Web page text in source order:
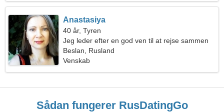
Anastasiya
40 år, Tyren
Jeg leder efter en god ven til at rejse sammen
Beslan, Rusland
Venskab
Sådan fungerer RusDatingGo